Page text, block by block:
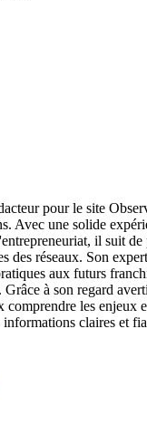
pour le site
Avec une solide
il suit de
des réseaux. Son
aux futurs
à son regard
comprendre les enjeux
claires et